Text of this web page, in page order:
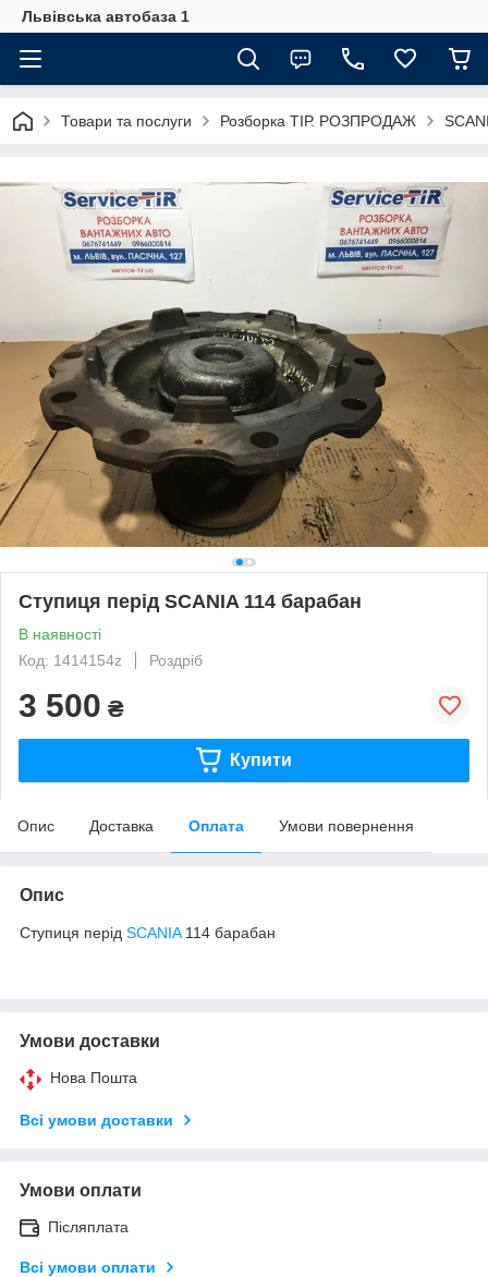
Львівська автобаза 1
Товари та послуги Розборка ТІР. РОЗПРОДАЖ
Ступиця перід SCANIA 114 барабан
В наявності
Код: 1414154z
Роздріб
3 500 ₴
Купити
Опис Доставка Оплата Умови повернення
Опис
Ступиця перід SCANIA114 барабан
Умови доставки
Нова Пошта
Всі умови доставки
Умови оплати
Післяплата
Всі умови оплати